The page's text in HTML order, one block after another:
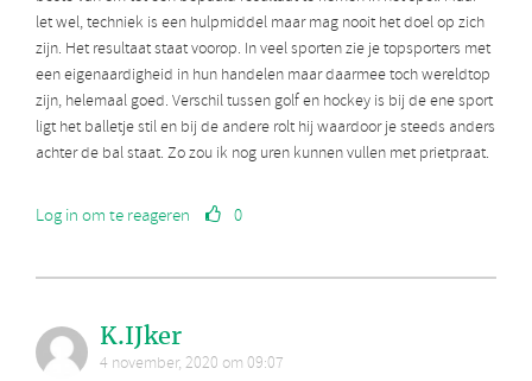
let wel, techniek is een hulpmiddel maar mag nooit het doel op zich
zijn. Het resultaat staat voorop. In veel sporten zie je topsporters met
een eigenaardigheid in hun handelen maar daarmee toch wereldtop
zijn, helemaal goed. Verschil tussen golf en hockey is bij de ene sport
ligt het balletje stil en bij de andere rolt hij waardoor je steeds anders
achter de bal staat. Zo zou ik nog uren kunnen vullen met prietpraat.
Log in om te reageren 0
K.IJker
4 november, 2020 om 09:07